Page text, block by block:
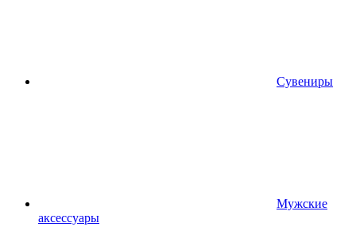
Сувениры
Мужские
аксессуары